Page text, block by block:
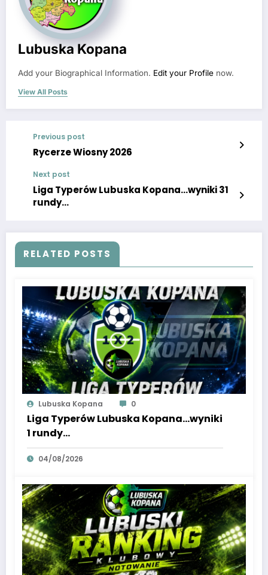
Lubuska Kopana
Add your Biographical Information. Edit your Profile now.
View All Posts
Previous post
Rycerze Wiosny 2026
Next post
Liga Typerów Lubuska Kopana…wyniki 31
rundy…
RELATED POSTS
Lubuska Kopana 0
Liga Typerów Lubuska Kopana…wyniki
1 rundy…
04/08/2026